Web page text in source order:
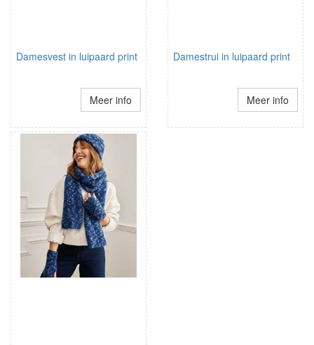
Damesvest in luipaard print
Meer info
Damestrui in luipaard print
Meer info